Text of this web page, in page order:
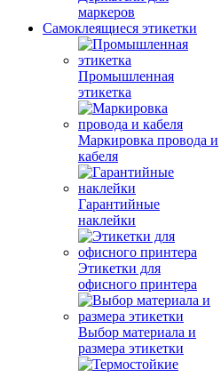
маркеров
Самоклеящиеся этикетки
Промышленная
этикетка
Маркировка провода и
кабеля
Гарантийные
наклейки
Этикетки для
офисного принтера
Выбор материала и
размера этикетки